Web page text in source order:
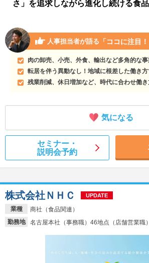
さ」を追求しながら進化し続ける食
人事担当者が語る 「ココに注目！
肉の卸売、小売、外食、輸出など多角的な
転居を伴う異動なし！地域に根差した働き
残業削減、休日増加など、時代に合わせ働
気になる
セミナー・
説明会予約
業種
商社（食品関連）
勤務地
名古屋本社（事務職）46地点（店舗営業職）
株式会社ＮＨＣ UPDATE